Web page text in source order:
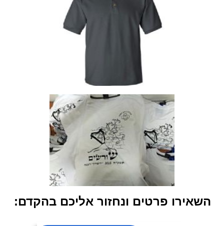
השאירו פרטים ונחזור אליכם בהקדם: